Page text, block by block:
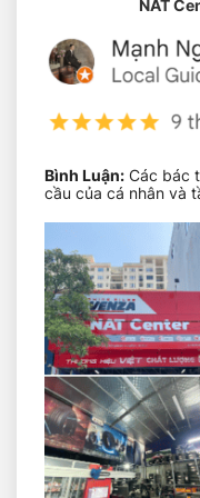
Đặc điển ắc quy ô
Dùng cho đa
múc, xe cẩu đến
thường.
Đây là loại ắc
không cần bổ
Loại ắc quy này
điều kiện nhiệt
của ắc quy.
NAT
Bình Luận: Các bác
cầu của cá nhân và